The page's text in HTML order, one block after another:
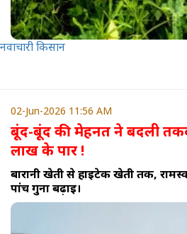
नवाचारी किसान
02-Jun-2026 11:56 AM
बूंद-बूंद की मेहनत ने बदली
लाख के पार !
बारानी खेती से हाईटेक खेती तक,
पांच गुना बढ़ाई।